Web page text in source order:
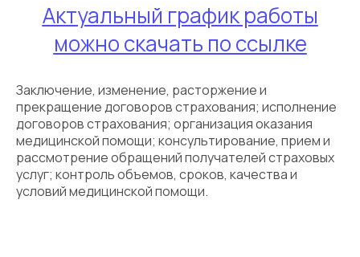
Актуальный график работы
можно скачать по ссылке
Заключение, изменение, расторжение и
прекращение договоров страхования; исполнение
договоров страхования; организация оказания
медицинской помощи; консультирование, прием и
рассмотрение обращений получателей страховых
услуг; контроль объемов, сроков, качества и
условий медицинской помощи.